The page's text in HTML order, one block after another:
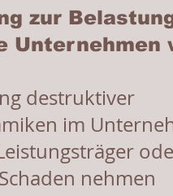
zur
Unternehmen
destruktiver
im
nehmen